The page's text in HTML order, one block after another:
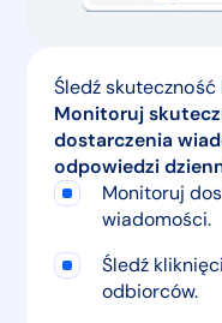
Śledź
Monitoruj
dostarczenia
odpowiedzi
Monitoruj
wiadomości.
Śledź
odbiorców.